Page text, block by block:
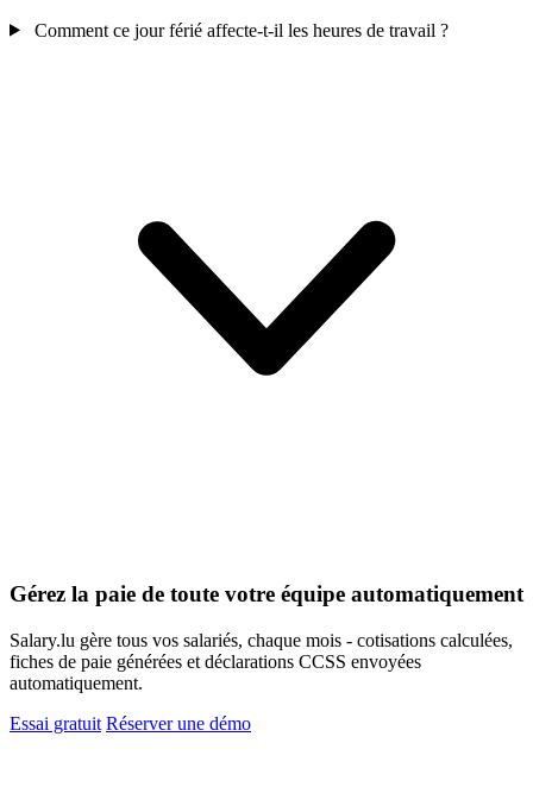
Comment ce jour férié affecte-t-il les heures de travail ?
Gérez la paie de toute votre équipe automatiquement
Salary.lu gère tous vos salariés, chaque mois - cotisations calculées,
fiches de paie générées et déclarations CCSS envoyées
automatiquement.
Essai gratuit Réserver une démo